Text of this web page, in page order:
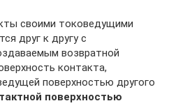
своими токоведущими
друг к другу с
возвратной
контакта,
поверхностью другого
поверхностью